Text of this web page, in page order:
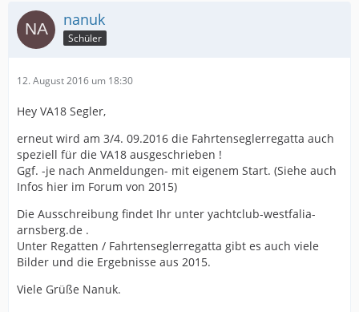
nanuk
Schüler
12. August 2016 um 18:30
Hey VA18 Segler,
erneut wird am 3/4. 09.2016 die Fahrtenseglerregatta auch
speziell für die VA18 ausgeschrieben !
Ggf. -je nach Anmeldungen- mit eigenem Start. (Siehe auch
Infos hier im Forum von 2015)
Die Ausschreibung findet Ihr unter yachtclub-westfalia-
arnsberg.de .
Unter Regatten / Fahrtenseglerregatta gibt es auch viele
Bilder und die Ergebnisse aus 2015.
Viele Grüße Nanuk.